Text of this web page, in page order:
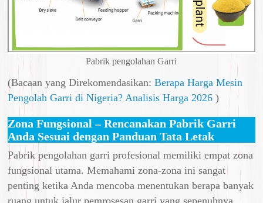
Pabrik pengolahan Garri
(Bacaan yang Direkomendasikan:Berapa Harga Mesin
Pengolah Garri di Nigeria? Analisis Harga 2026)
Zona Fungsional – Rencanakan Pabrik Garri
Anda Sesuai dengan Panduan Tata Letak
Pabrik pengolahan garri profesional memiliki empat zona
fungsional utama. Memahami zona-zona ini sangat
penting ketika Anda mencoba menentukan berapa banyak